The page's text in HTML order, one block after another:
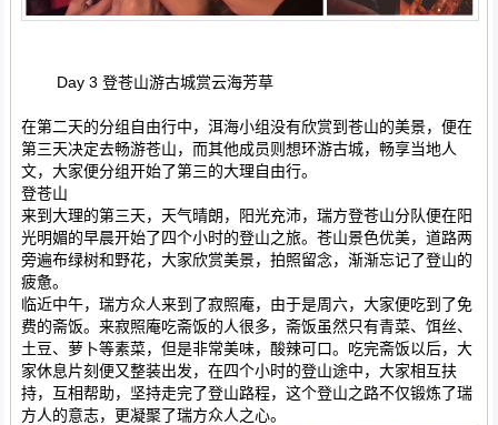
Day 3 登苍山游古城赏云海芳草
在第二天的分组自由行中，洱海小组没有欣赏到苍山的美景，便在
第三天决定去畅游苍山，而其他成员则想环游古城，畅享当地人
文，大家便分组开始了第三的大理自由行。
登苍山
来到大理的第三天，天气晴朗，阳光充沛，瑞方登苍山分队便在阳
光明媚的早晨开始了四个小时的登山之旅。苍山景色优美，道路两
旁遍布绿树和野花，大家欣赏美景，拍照留念，渐渐忘记了登山的
疲惫。
临近中午，瑞方众人来到了寂照庵，由于是周六，大家便吃到了免
费的斋饭。来寂照庵吃斋饭的人很多，斋饭虽然只有青菜、饵丝、
土豆、萝卜等素菜，但是非常美味，酸辣可口。吃完斋饭以后，大
家休息片刻便又整装出发，在四个小时的登山途中，大家相互扶
持，互相帮助，坚持走完了登山路程，这个登山之路不仅锻炼了瑞
方人的意志，更凝聚了瑞方众人之心。